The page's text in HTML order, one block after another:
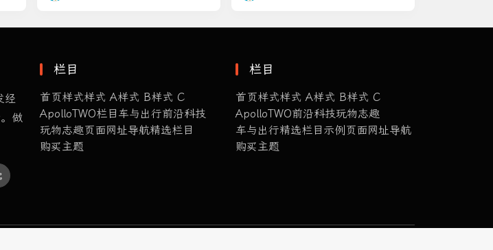
经
做
栏目
首页样式样式 A样式 B样式 C
ApolloTWO栏目 车与出行前沿科技
玩物志趣页面网址导航精选栏目
购买主题
栏目
首页样式样式 A样式 B样式 C
ApolloTWO前沿科技玩物志趣
车与出行精选栏目 示例页面网址导航
购买主题